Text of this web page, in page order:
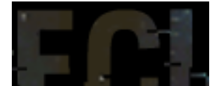
per il momento non sono in vena di vampiri. Vaniglia: Il tuo
classico preferito Uhm, classico? Non ne ho letti molti, ma
Alice nel paese delle meraviglie mi è abbastanza piaciuto!
Fragola: Un libro con la storia d'amore più dolce Tutto ciò
che sappiamo dell'amore *-* Menta: Un libro per bambini
che ti piace Il ladro di fulmini . Nonostante sia un libro